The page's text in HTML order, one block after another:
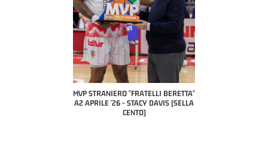
MVP "FRATELLI BERETTA" SAMUEL
DILAS B NAZIONALE APRILE '26 -
MARCO RESTELLI (TAV TREVIGLIO